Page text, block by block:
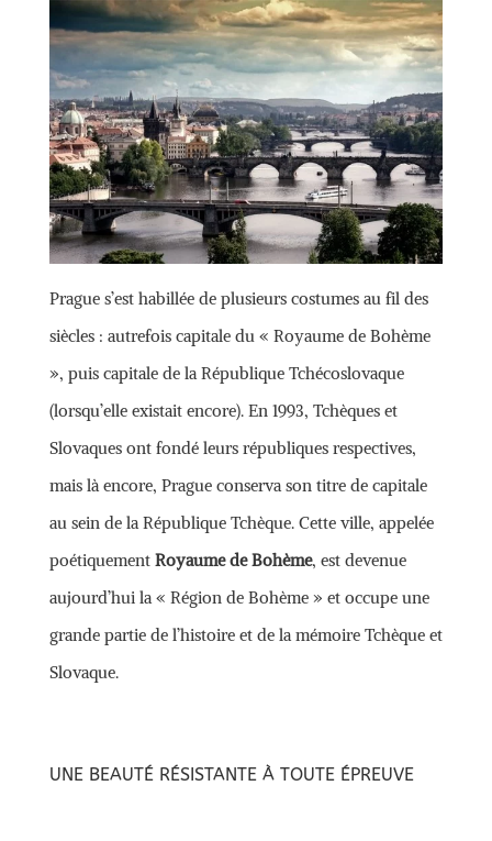
Prague s’est habillée de plusieurs costumes au fil des
siècles : autrefois capitale du « Royaume de Bohème
», puis capitale de la République Tchécoslovaque
(lorsqu’elle existait encore). En 1993, Tchèques et
Slovaques ont fondé leurs républiques respectives,
mais là encore, Prague conserva son titre de capitale
au sein de la République Tchèque. Cette ville, appelée
poétiquement Royaume de Bohème, est devenue
aujourd’hui la « Région de Bohème » et occupe une
grande partie de l’histoire et de la mémoire Tchèque et
Slovaque.
UNE BEAUTÉ RÉSISTANTE À TOUTE ÉPREUVE